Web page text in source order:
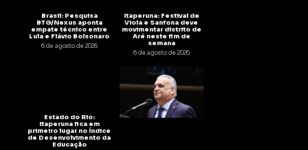
Brasil: Pesquisa
BTG/Nexus aponta
empate técnico entre
Lula e Flávio Bolsonaro
6 de agosto de 2026
Itaperuna: Festival de
Viola e Sanfona deve
movimentar distrito de
Aré neste fim de
semana
6 de agosto de 2026
Estado do Rio:
Itaperuna fica em
primeiro lugar no Índice
de Desenvolvimento da
Educação